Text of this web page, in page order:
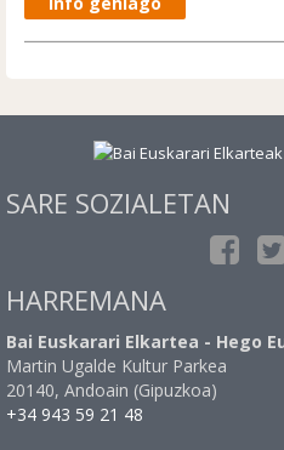
SARE SOZIALETAN
HARREMANA
Bai Euskarari Elkartea - Hego
Martin Ugalde Kultur Parkea
20140, Andoain (Gipuzkoa)
+34 943 59 21 48